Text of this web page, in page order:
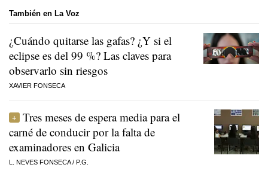
También en La Voz
¿Cuándo quitarse las gafas? ¿Y si el
eclipse es del 99 %? Las claves para
observarlo sin riesgos
XAVIER FONSECA
Tres meses de espera media para el
carné de conducir por la falta de
examinadores en Galicia
L. NEVES FONSECA/ P.G.